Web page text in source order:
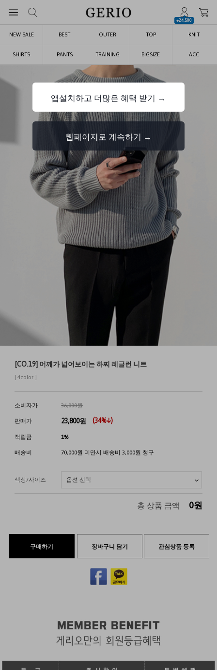
+24,500
NEW SALE BEST OUTER TOP KNIT
SHIRTS PANTS TRAINING BIGSIZE ACC
[CO.19] 어깨가 넓어보이는 하찌 레글런 니트
[ 4color ]
소비자가 36,000원
판매가 23,800원 (34%↓)
적립금 1%
배송비 70,000원 미만시 배송비 3,000원 청구
색상/사이즈
총 상품 금액 0원
구매하기 장바구니 담기 관심상품 등록
앱설치하고 더많은 혜택 받기 →
웹페이지로 계속하기 →